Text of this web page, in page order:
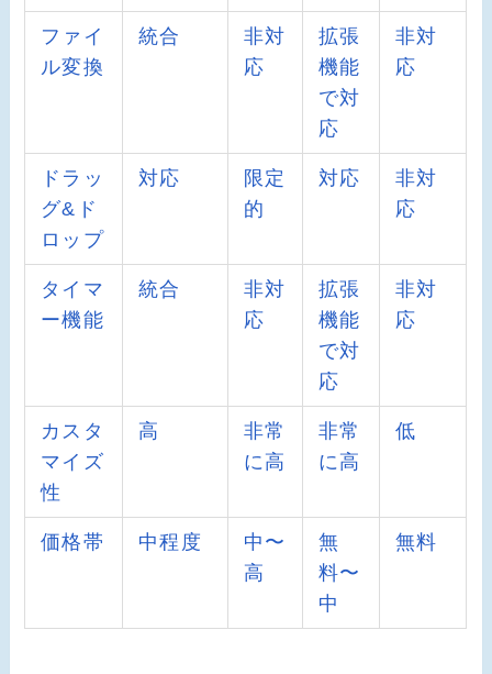
ファイ
ル変換
統合
非対
応
拡張
機能
で対
応
非対
応
ドラッ
グ&ド
ロップ
対応
限定
的
対応
非対
応
タイマ
ー機能
統合
非対
応
拡張
機能
で対
応
非対
応
カスタ
マイズ
性
高
非常
に高
非常
に高
低
価格帯 中程度
中〜
高
無
料〜
中
無料